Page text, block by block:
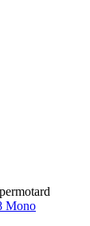
Mono